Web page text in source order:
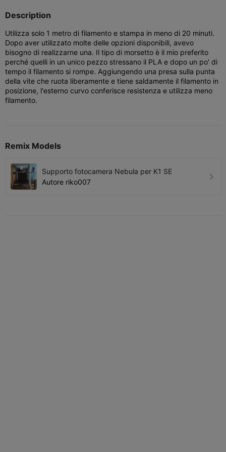
Description
Utilizza solo 1 metro di filamento e stampa in meno di 20 minuti.
Dopo aver utilizzato molte delle opzioni disponibili, avevo
bisogno di realizzarne una. Il tipo di morsetto è il mio preferito
perché quelli in un unico pezzo stressano il PLA e dopo un po' di
tempo il filamento si rompe. Aggiungendo una presa sulla punta
della vite che ruota liberamente e tiene saldamente il filamento in
posizione, l'esterno curvo conferisce resistenza e utilizza meno
filamento.
Remix Models
Supporto fotocamera Nebula per K1 SE
Autore riko007